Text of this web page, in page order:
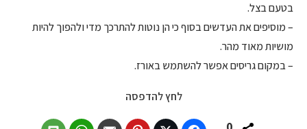
בטעם בצל.
– מוסיפים את העדשים בסוף כי הן נוטות להתרכך מדי ולהפוך להיות
מושיות מאוד מהר.
– במקום גריסים אפשר להשתמש באורז.
לחץ להדפסה